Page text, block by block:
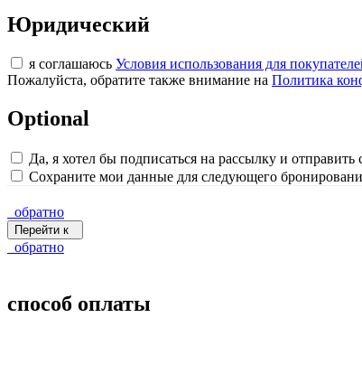
Юридический
я соглашаюсь Условия использования для
Пожалуйста, обратите также внимание на Политика
Optional
Да, я хотел бы подписаться на рассылку и
Сохраните мои данные для следующего
обратно
Перейти к
обратно
способ оплаты